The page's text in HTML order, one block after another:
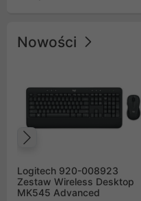
Nowości
Logitech 920-008923
Zestaw Wireless Desktop
MK545 Advanced